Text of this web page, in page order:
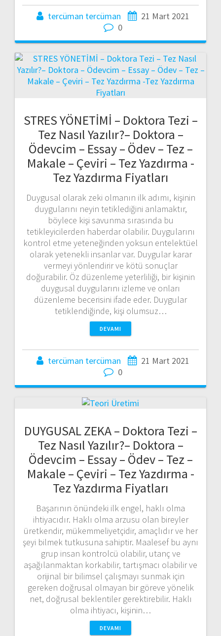
tercüman tercüman
21 Mart 2021
0
STRES YÖNETİMİ – Doktora Tezi –
Tez Nasıl Yazılır?– Doktora –
Ödevcim – Essay – Ödev – Tez –
Makale – Çeviri – Tez Yazdırma -
Tez Yazdırma Fiyatları
Duygusal olarak zeki olmanın ilk adımı, kişinin
duygularını neyin tetiklediğini anlamaktır,
böylece kişi savunma sırasında bu
tetikleyicilerden haberdar olabilir. Duygularını
kontrol etme yeteneğinden yoksun entelektüel
olarak yetenekli insanlar var. Duygular karar
vermeyi yönlendirir ve kötü sonuçlar
doğurabilir. Öz düzenleme yeterliliği, bir kişinin
duygusal duygularını izleme ve onları
düzenleme becerisini ifade eder. Duygular
tetiklendiğinde, kişi olumsuz…
DEVAMI
tercüman tercüman
21 Mart 2021
0
DUYGUSAL ZEKA – Doktora Tezi –
Tez Nasıl Yazılır?– Doktora –
Ödevcim – Essay – Ödev – Tez –
Makale – Çeviri – Tez Yazdırma -
Tez Yazdırma Fiyatları
Başarının önündeki ilk engel, haklı olma
ihtiyacıdır. Haklı olma arzusu olan bireyler
üretkendir, mükemmeliyetçidir, amaçlıdır ve her
şeyi bilmek tutkusuna sahiptir. Maalesef bu aynı
grup insan kontrolcü olabilir, utanç ve
aşağılanmaktan korkabilir, tartışmacı olabilir ve
orijinal bir bilimsel çalışmayı sunmak için
gereken doğrusal olmayan bir göreve yönelik
net, doğrusal beklentiler gerektirebilir. Haklı
olma ihtiyacı, kişinin…
DEVAMI